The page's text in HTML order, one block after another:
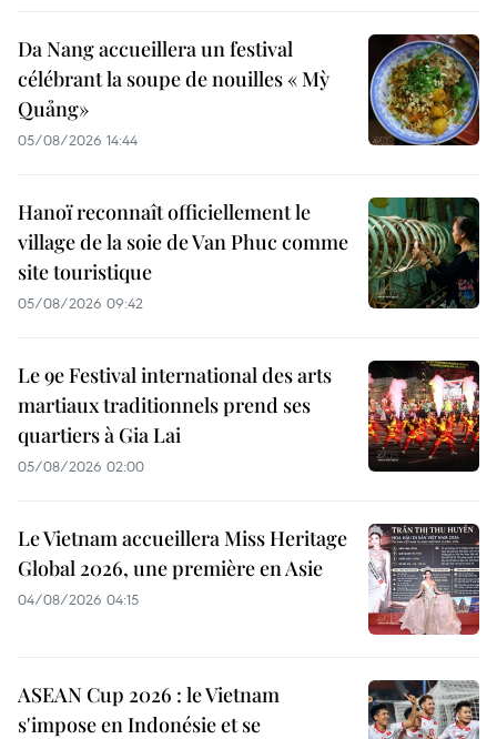
Da Nang accueillera un festival
célébrant la soupe de nouilles « Mỳ
Quảng»
05/08/2026 14:44
Hanoï reconnaît officiellement le
village de la soie de Van Phuc comme
site touristique
05/08/2026 09:42
Le 9e Festival international des arts
martiaux traditionnels prend ses
quartiers à Gia Lai
05/08/2026 02:00
Le Vietnam accueillera Miss Heritage
Global 2026, une première en Asie
04/08/2026 04:15
ASEAN Cup 2026 : le Vietnam
s'impose en Indonésie et se